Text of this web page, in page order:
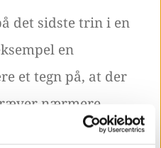
det sidste trin i en
en
et tegn på, at der
nærmere